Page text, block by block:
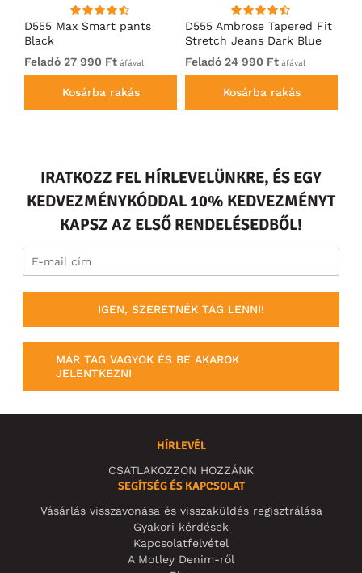
D555 Max Smart pants
Black
Feladó 27 990 Ft áfával
Kosárba rakás
D555 Ambrose Tapered Fit
Stretch Jeans Dark Blue
Feladó 24 990 Ft áfával
Kosárba rakás
IRATKOZZ FEL HÍRLEVELÜNKRE, ÉS EGY
KEDVEZMÉNYKÓDDAL 10% KEDVEZMÉNYT
KAPSZ AZ ELSŐ RENDELÉSEDBŐL!
IGEN, SZERETNÉK TAG LENNI!
MÁR TAG VAGYOK ÉS BE AKAROK
JELENTKEZNI
HÍRLEVÉL
CSATLAKOZZON HOZZÁNK
SEGÍTSÉG ÉS KAPCSOLAT
Vásárlás visszavonása és visszaküldés regisztrálása
Gyakori kérdések
Kapcsolatfelvétel
A Motley Denim-ről